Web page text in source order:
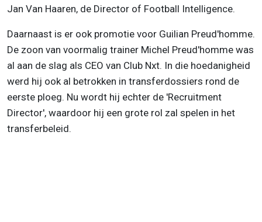
Jan Van Haaren, de Director of Football Intelligence.
Daarnaast is er ook promotie voor Guilian Preud'homme.
De zoon van voormalig trainer Michel Preud'homme was
al aan de slag als CEO van Club Nxt. In die hoedanigheid
werd hij ook al betrokken in transferdossiers rond de
eerste ploeg. Nu wordt hij echter de 'Recruitment
Director', waardoor hij een grote rol zal spelen in het
transferbeleid.